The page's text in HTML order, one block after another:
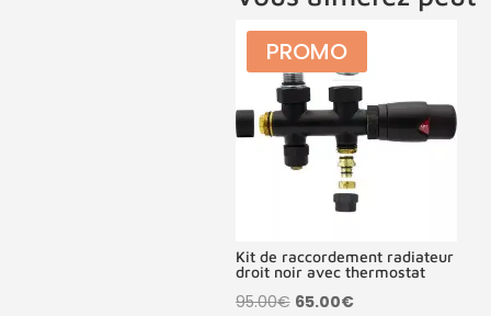
PROMO
Kit de raccordement radiateur
droit noir avec thermostat
95.00€ Le
65.00€Le